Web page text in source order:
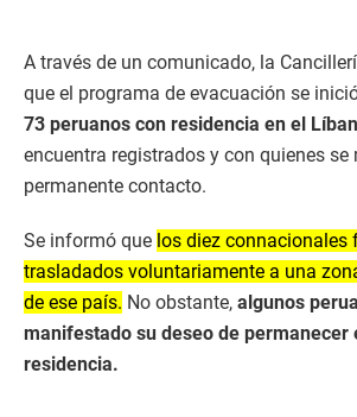
A través de un comunicado, la
que el programa de evacuación se
73 peruanos con residencia en el
encuentra registrados y con quienes se
permanente contacto.
Se informó que los diez connacionales
trasladados voluntariamente a una
de ese país. No obstante, algunos
manifestado su deseo de permanecer
residencia.